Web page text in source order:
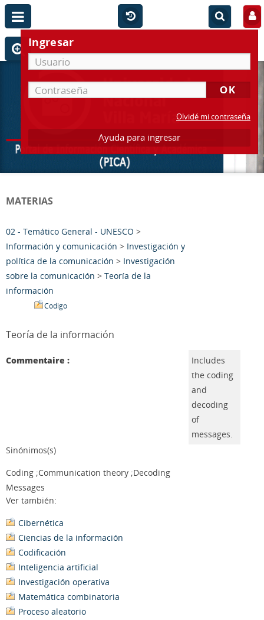
Ingresar
Olvidé mi contraseña
Ayuda para ingresar
MATERIAS
02 - Temático General - UNESCO >
Información y comunicación > Investigación y
política de la comunicación > Investigación
sobre la comunicación > Teoría de la
información
Código
Teoría de la información
Commentaire :
Includes
the coding
and
decoding
of
messages.
Sinónimos(s)
Coding ;Communication theory ;Decoding
Messages
Ver también:
Cibernética
Ciencias de la información
Codificación
Inteligencia artificial
Investigación operativa
Matemática combinatoria
Proceso aleatorio